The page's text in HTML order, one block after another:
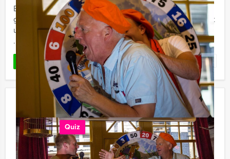
Even 's-avonds op stap met collega's en partners in het
gezellige centrum van Amsterdam? Mokum Events biedt
u een oergezellig bedrijfsevenement om het kantoor op
...
LEES MEER Favoriet
Ik Hou van Holland Lunch in
Amsterdam
Quiz
Vanaf€ 54,50 p.p. excl. BTW
Vanaf 12 personen ‐ 3 uur en 30 minuten